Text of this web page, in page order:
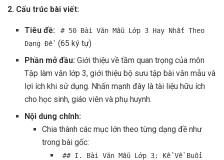
2. Cấu trúc bài viết:
Tiêu đề:
# 50 Bài Văn Mẫu Lớp 3 Hay Nhất Theo
Dạng Đề
(65 ký tự)
Phần mở đầu: Giới thiệu về tầm quan trọng của môn
Tập làm văn lớp 3, giới thiệu bộ sưu tập bài văn mẫu và
lợi ích khi sử dụng. Nhấn mạnh đây là tài liệu hữu ích
cho học sinh, giáo viên và phụ huynh.
Nội dung chính:
Chia thành các mục lớn theo từng dạng đề như
trong bài gốc:
## I. Bài Văn Mẫu Lớp 3: Kể Về Buổi